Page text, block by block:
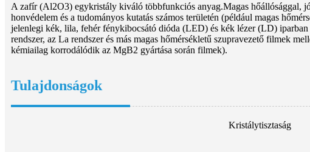
A zafír (Al2O3) egykristály kiváló többfunkciós anyag.Magas hőállósággal,
honvédelem és a tudományos kutatás számos területén (például magas
jelenlegi kék, lila, fehér fénykibocsátó dióda (LED) és kék lézer (LD)
rendszer, az La rendszer és más magas hőmérsékletű szupravezető filmek
kémiailag korrodálódik az MgB2 gyártása során filmek).
Tulajdonságok
Kristálytisztaság